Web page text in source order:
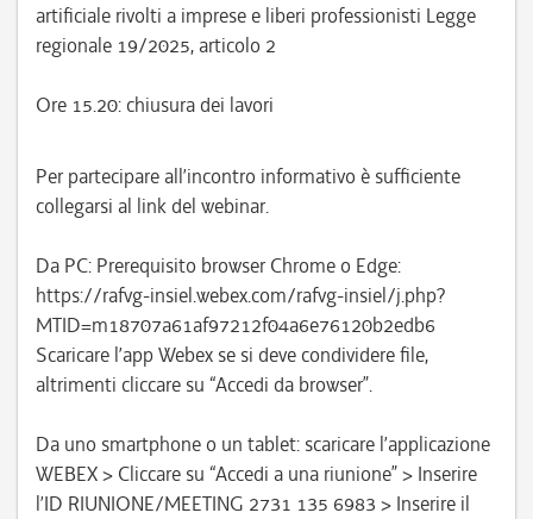
artificiale rivolti a imprese e liberi professionisti Legge
regionale 19/2025, articolo 2
Ore 15.20: chiusura dei lavori
Per partecipare all’incontro informativo è sufficiente
collegarsi al link del webinar.
Da PC: Prerequisito browser Chrome o Edge:
https://rafvg-insiel.webex.com/rafvg-insiel/j.php?
MTID=m18707a61af97212f04a6e76120b2edb6
Scaricare l’app Webex se si deve condividere file,
altrimenti cliccare su “Accedi da browser”.
Da uno smartphone o un tablet: scaricare l’applicazione
WEBEX > Cliccare su “Accedi a una riunione” > Inserire
l’ID RIUNIONE/MEETING 2731 135 6983 > Inserire il